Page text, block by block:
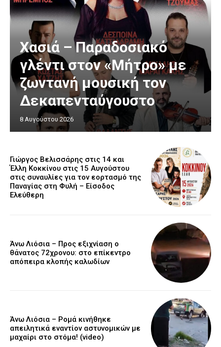
Χασιά – Παραδοσιακό
γλέντι στον «Μήτρο» με
ζωντανή μουσική τον
Δεκαπενταύγουστο
8 Αυγούστου 2026
Γιώργος Βελισσάρης στις 14 και
Έλλη Κοκκίνου στις 15 Αυγούστου
στις συναυλίες για τον εορτασμό της
Παναγίας στη Φυλή – Είσοδος
Ελεύθερη
Άνω Λιόσια – Προς εξιχνίαση ο
θάνατος 72χρονου: στο επίκεντρο
απόπειρα κλοπής καλωδίων
Άνω Λιόσια – Ρομά κινήθηκε
απειλητικά εναντίον αστυνομικών με
μαχαίρι στο στόμα! (video)